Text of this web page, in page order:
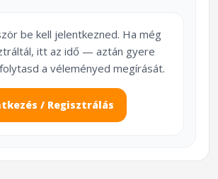
be kell jelentkezned. Ha még
itt az idő — aztán gyere
a véleményed megírását.
/ Regisztrálás